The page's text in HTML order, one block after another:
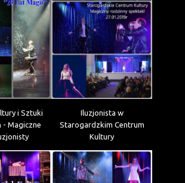
i Sztuki
- Magiczne
Iluzjonista w
Starogardzkim Centrum
Kultury